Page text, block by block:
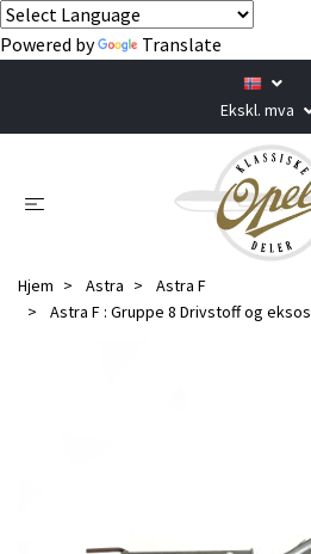
Powered by Translate
Ekskl. mva
Hjem Astra
Astra F
Astra F : Gruppe 8 Drivstoff og eksos